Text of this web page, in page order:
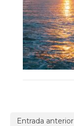
Entrada anterior